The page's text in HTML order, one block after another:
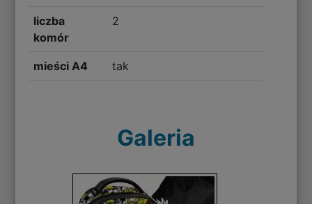
liczba
komór
2
mieści A4 tak
Galeria